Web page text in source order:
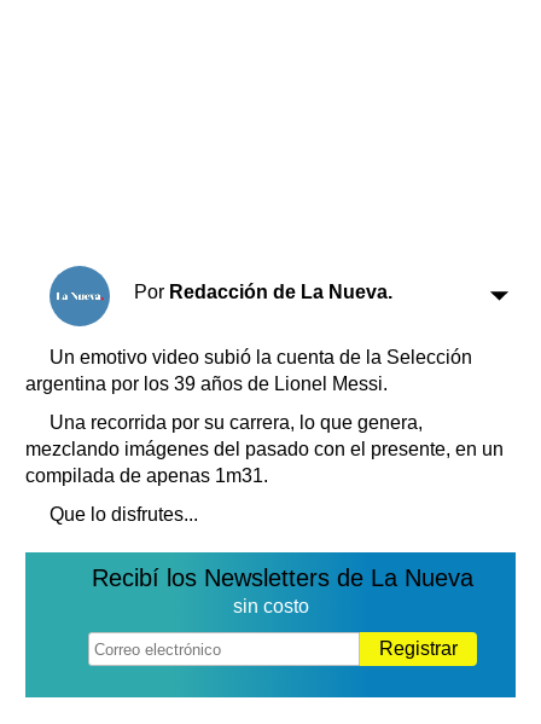
Por Redacción de La Nueva.
Un emotivo video subió la cuenta de la Selección
argentina por los 39 años de Lionel Messi.
Una recorrida por su carrera, lo que genera,
mezclando imágenes del pasado con el presente, en un
compilada de apenas 1m31.
Que lo disfrutes...
Recibí los Newsletters de La Nueva
sin costo
Registrar